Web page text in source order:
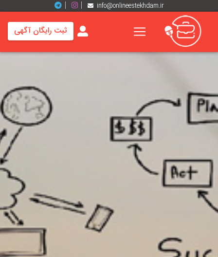
info@onlineestekhdam.ir
خانه
برند
ها
ها
اخبار
ثبت رایگان آگهی